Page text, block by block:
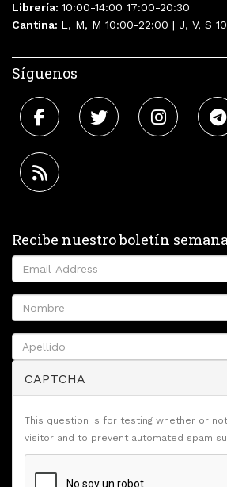
Librería: 10:00-14:00 17:00-20:30
Cantina: L, M, M 10:00-22:00 | J, V, S
Síguenos
Recibe nuestro boletín
CAPTCHA
This question is for testing whether or
visitor and to prevent automated spam